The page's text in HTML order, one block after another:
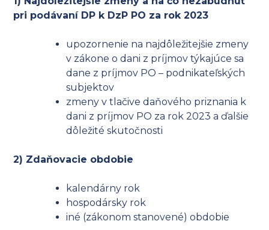
pri podávaní DP k DzP PO za rok 2023
upozornenie na najdôležitejšie zmeny
v zákone o dani z príjmov týkajúce sa
dane z príjmov PO – podnikateľských
subjektov
zmeny v tlačive daňového priznania k
dani z príjmov PO za rok 2023 a ďalšie
dôležité skutočnosti
2) Zdaňovacie obdobie
kalendárny rok
hospodársky rok
iné (zákonom stanovené) obdobie